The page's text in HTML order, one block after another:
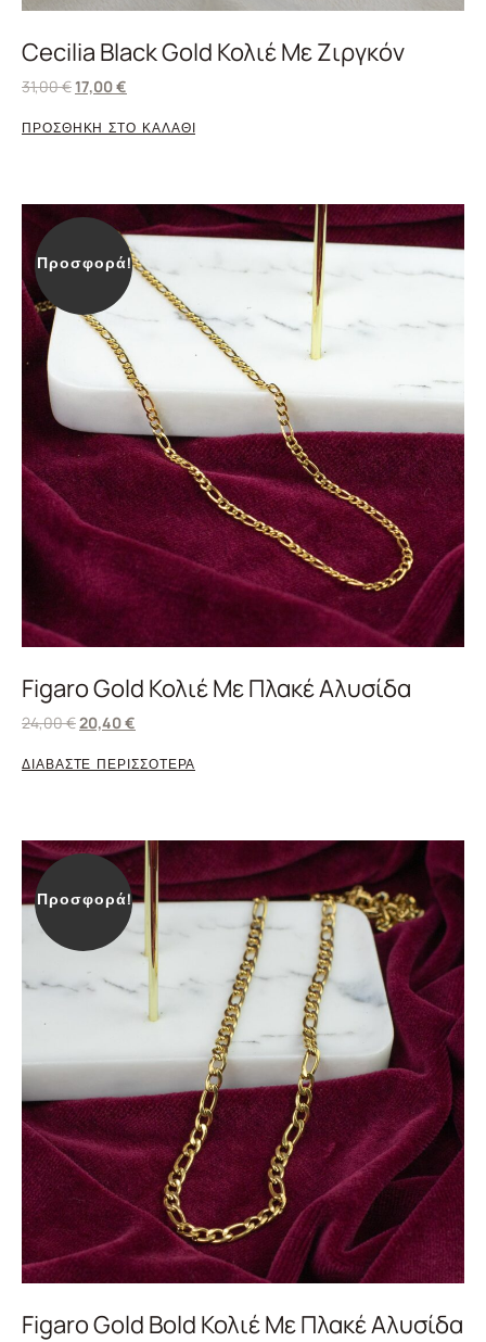
Cecilia Black Gold Κολιέ Με Ζιργκόν
31,00€ 17,00€
ΠΡΟΣΘΗΚΗ ΣΤΟ ΚΑΛΑΘΙ
Προσφορά!
Figaro Gold Κολιέ Με Πλακέ Αλυσίδα
24,00€20,40€
ΔΙΑΒΑΣΤΕ ΠΕΡΙΣΣΟΤΕΡΑ
Προσφορά!
Figaro Gold Bold Κολιέ Με Πλακέ Αλυσίδα